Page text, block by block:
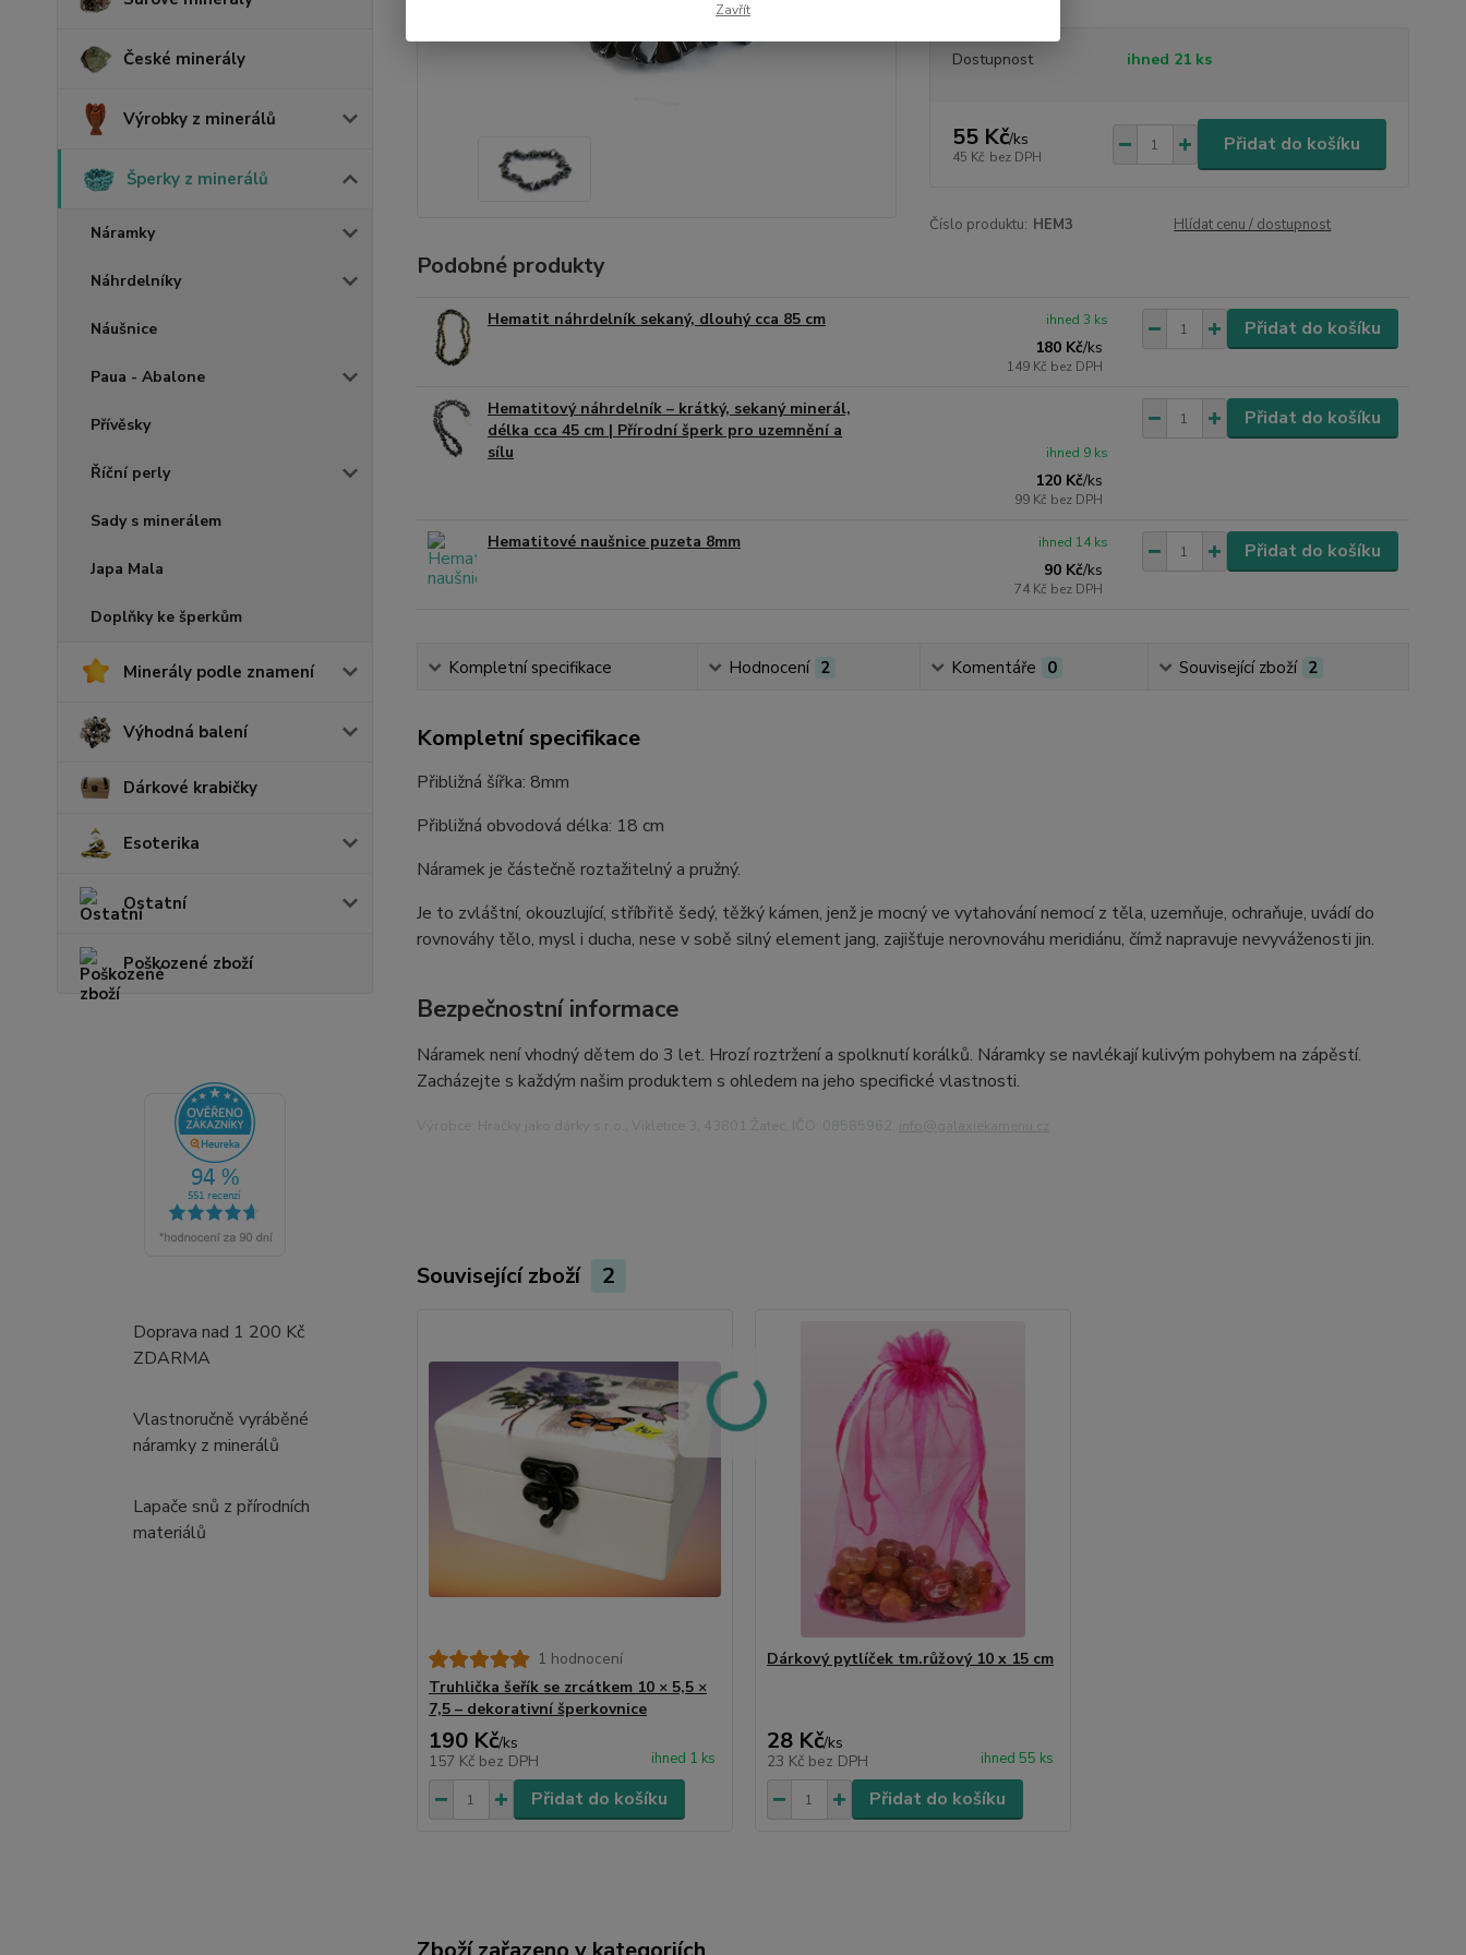
České minerály
Výrobky z minerálů
Šperky z minerálů
Náramky
Náhrdelníky
Náušnice
Paua - Abalone
Přívěsky
Říční perly
Sady s minerálem
Japa Mala
Doplňky ke šperkům
Minerály podle znamení
Výhodná balení
Dárkové krabičky
Esoterika
Ostatní
Poškozené zboží
Doprava nad 1 200 Kč
ZDARMA
Vlastnoručně vyráběné
náramky z minerálů
Lapače snů z přírodních
materiálů
Dostupnost ihned 21 ks
55 Kč/ks
45 Kč bez DPH
Přidat do košíku
Číslo produktu: HEM3 Hlídat cenu / dostupnost
Podobné produkty
Hematit náhrdelník sekaný, dlouhý cca 85 cm
180 Kč/ks
149 Kč bez DPH
ihned 3 ks Přidat do košíku
Hematitový náhrdelník – krátký, sekaný minerál,
délka cca 45 cm | Přírodní šperk pro uzemnění a
sílu
120 Kč/ks
99 Kč bez DPH
ihned 9 ks
Přidat do košíku
Hematitové naušnice puzeta 8mm
90 Kč/ks
74 Kč bez DPH
ihned 14 ks Přidat do košíku
Kompletní specifikace Hodnocení 2 Komentáře 0 Související zboží 2
Kompletní specifikace
Přibližná šířka: 8mm
Přibližná obvodová délka: 18 cm
Náramek je částečně roztažitelný a pružný.
Je to zvláštní, okouzlující, stříbřitě šedý, těžký kámen, jenž je mocný ve vytahování nemocí z těla, uzemňuje, ochraňuje, uvádí do
rovnováhy tělo, mysl i ducha, nese v sobě silný element jang, zajišťuje nerovnováhu meridiánu, čímž napravuje nevyváženosti jin.
Bezpečnostní informace
Náramek není vhodný dětem do 3 let. Hrozí roztržení a spolknutí korálků. Náramky se navlékají kulivým pohybem na zápěstí.
Zacházejte s každým našim produktem s ohledem na jeho specifické vlastnosti.
Výrobce: Hračky jako dárky s.r.o., Vikletice 3, 43801 Žatec, IČO: 08585962, info@ galaxiekamenu.cz
Související zboží 2
1 hodnocení
Truhlička šeřík se zrcátkem 10 × 5,5 ×
7,5 – dekorativní šperkovnice
190 Kč/ks
157 Kč bez DPH ihned 1 ks
Přidat do košíku
Dárkový pytlíček tm.růžový 10 x 15 cm
28 Kč/ks
23 Kč bez DPH ihned 55 ks
Přidat do košíku
Zavřít